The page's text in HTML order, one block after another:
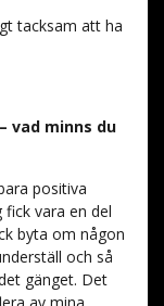
tacksam att ha
vad minns du
positiva
vara en del
byta om någon
och så
gänget. Det